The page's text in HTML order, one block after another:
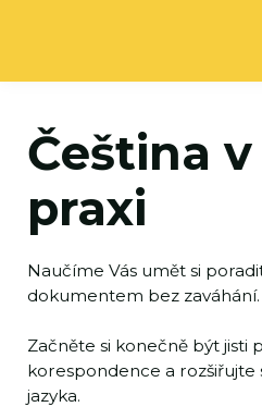
Čeština
praxi
Naučíme Vás umět si
dokumentem bez zaváhání.
Začněte si konečně být jisti
korespondence a rozšiřujte
jazyka.